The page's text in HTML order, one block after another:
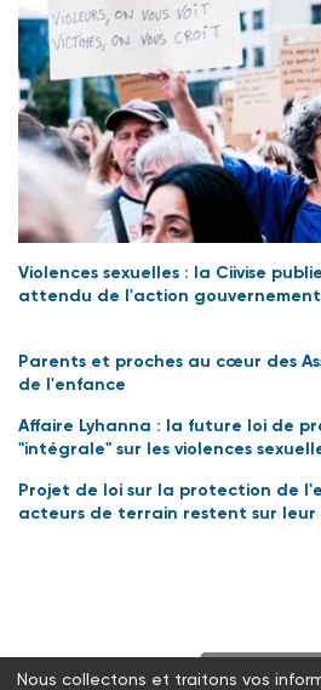
Violences sexuelles : la Ciivise
attendu de l'action
Parents et proches au cœur des
de l'enfance
Affaire Lyhanna : la future loi de
"intégrale" sur les violences
Projet de loi sur la protection de
acteurs de terrain restent sur leur
S'abonner
Nous collectons et traitons vos